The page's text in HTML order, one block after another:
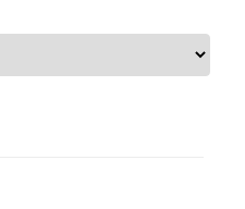
Skip to content